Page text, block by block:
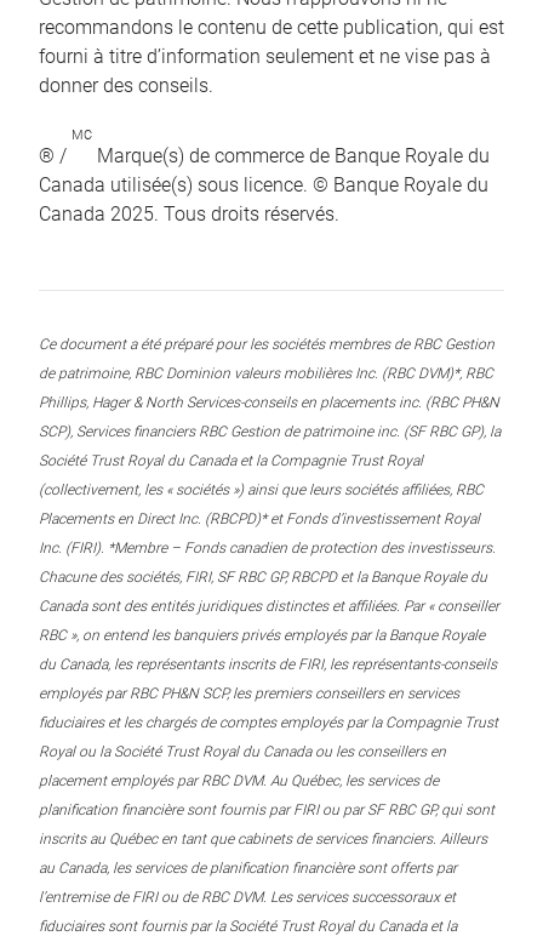
recommandons le contenu de cette publication, qui est
fourni à titre d’information seulement et ne vise pas à
donner des conseils.
® /
MC
Marque(s) de commerce de Banque Royale du
Canada utilisée(s) sous licence. © Banque Royale du
Canada 2025. Tous droits réservés.
Ce document a été préparé pour les sociétés membres de RBC Gestion
de patrimoine, RBC Dominion valeurs mobilières Inc. (RBC DVM)*, RBC
Phillips, Hager & North Services-conseils en placements inc. (RBC PH&N
SCP), Services financiers RBC Gestion de patrimoine inc. (SF RBC GP), la
Société Trust Royal du Canada et la Compagnie Trust Royal
(collectivement, les « sociétés ») ainsi que leurs sociétés affiliées, RBC
Placements en Direct Inc. (RBCPD)* et Fonds d’investissement Royal
Inc. (FIRI). *Membre – Fonds canadien de protection des investisseurs.
Chacune des sociétés, FIRI, SF RBC GP, RBCPD et la Banque Royale du
Canada sont des entités juridiques distinctes et affiliées. Par « conseiller
RBC », on entend les banquiers privés employés par la Banque Royale
du Canada, les représentants inscrits de FIRI, les représentants-conseils
employés par RBC PH&N SCP, les premiers conseillers en services
fiduciaires et les chargés de comptes employés par la Compagnie Trust
Royal ou la Société Trust Royal du Canada ou les conseillers en
placement employés par RBC DVM. Au Québec, les services de
planification financière sont fournis par FIRI ou par SF RBC GP, qui sont
inscrits au Québec en tant que cabinets de services financiers. Ailleurs
au Canada, les services de planification financière sont offerts par
l’entremise de FIRI ou de RBC DVM. Les services successoraux et
fiduciaires sont fournis par la Société Trust Royal du Canada et la